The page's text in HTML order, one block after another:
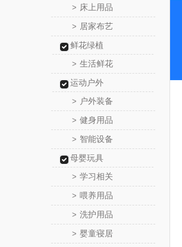
> 床上用品
> 居家布艺
鲜花绿植
> 生活鲜花
运动户外
> 户外装备
> 健身用品
> 智能设备
母婴玩具
> 学习相关
> 喂养用品
> 洗护用品
> 婴童寝居